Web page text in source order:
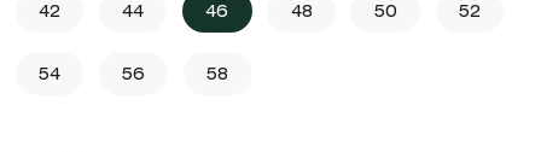
42 44 46 48 50 52
54 56 58